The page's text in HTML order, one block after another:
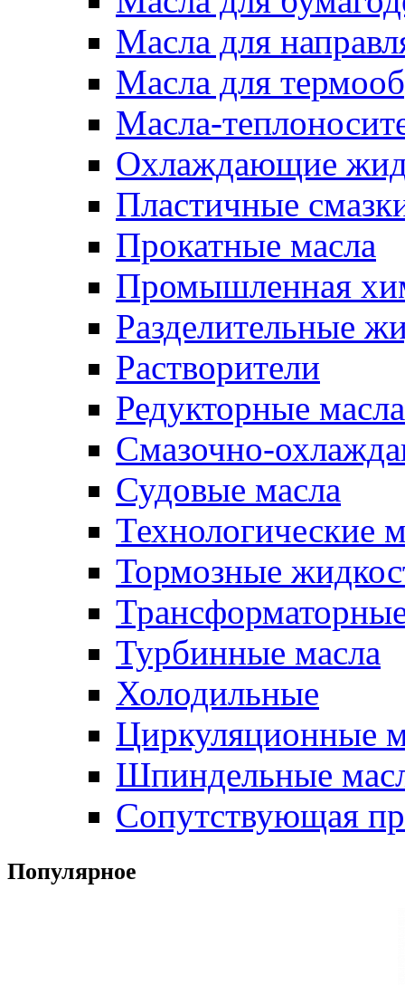
Масла для
Масла для
Масла-
Охлаждающие
Пластичные
Прокатные масла
Промышленная
Разделительные
Растворители
Редукторные масла
Смазочно-
Судовые масла
Технологические
Тормозные
Турбинные масла
Холодильные
Циркуляционные
Шпиндельные
Сопутствующая
Популярное